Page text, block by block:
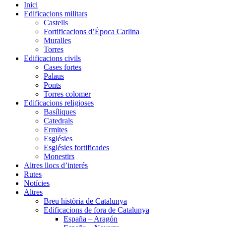
Inici
Edificacions militars
Castells
Fortificacions d’Època Carlina
Muralles
Torres
Edificacions civils
Cases fortes
Palaus
Ponts
Torres colomer
Edificacions religioses
Basíliques
Catedrals
Ermites
Esglésies
Esglésies fortificades
Monestirs
Altres llocs d’interés
Rutes
Notícies
Altres
Breu història de Catalunya
Edificacions de fora de Catalunya
España – Aragón